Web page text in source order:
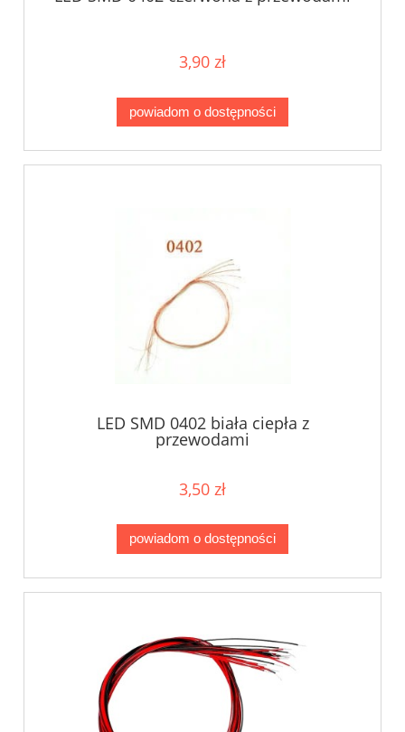
3,90 zł
powiadom o dostępności
LED SMD 0402 biała ciepła z
przewodami
3,50 zł
powiadom o dostępności